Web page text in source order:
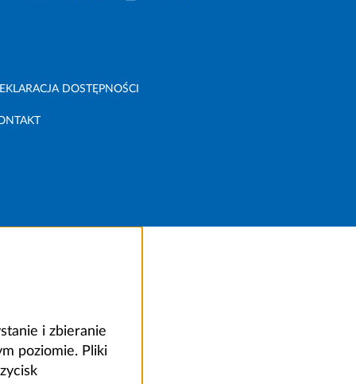
DOSTĘPNOŚCI
i zbieranie
poziomie. Pliki